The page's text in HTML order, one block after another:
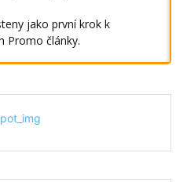
jako první krok k
Promo články.